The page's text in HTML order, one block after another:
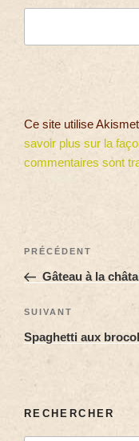
Ce site utilise
savoir plus sur la
commentaires sont
PRÉCÉDENT
Gâteau à la
SUIVANT
Spaghetti aux
RECHERCHER